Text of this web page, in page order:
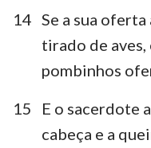
1 2 3
8
9 10
15
16 17
22
23 24
14 Se a sua
tirado de
pombinhos
15
E o sacerdote
cabeça e a